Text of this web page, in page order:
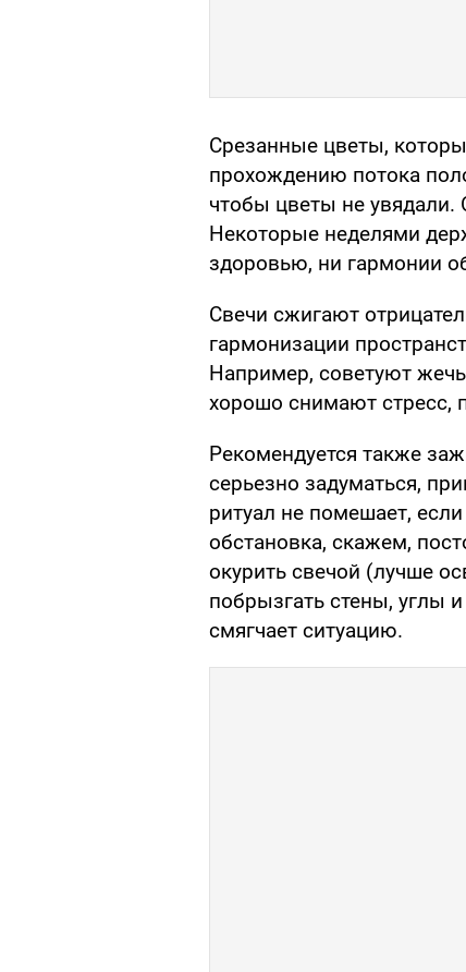
Срезанные цветы,
прохождению потока
чтобы цветы не увядали.
Некоторые неделями
здоровью, ни гармонии
Свечи сжигают
гармонизации
Например, советуют
хорошо снимают стресс,
Рекомендуется также
серьезно задуматься,
ритуал не помешает,
обстановка, скажем,
окурить свечой (лучше
побрызгать стены, углы
смягчает ситуацию.